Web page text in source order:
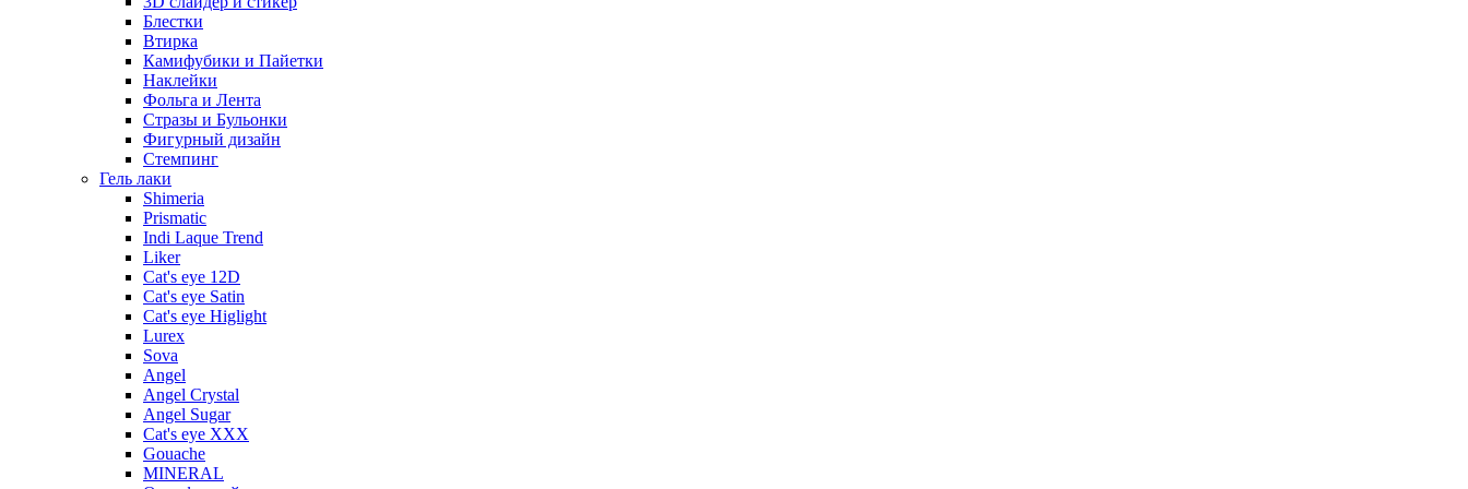
Блестки
Втирка
Камифубики и Пайетки
Наклейки
Фольга и Лента
Стразы и Бульонки
Фигурный дизайн
Стемпинг
Гель лаки
Shimeria
Prismatic
Indi Laque Trend
Liker
Cat's eye 12D
Cat's eye Satin
Cat's eye Higlight
Lurex
Sova
Angel
Angel Crystal
Angel Sugar
Cat's eye XXX
Gouache
MINERAL